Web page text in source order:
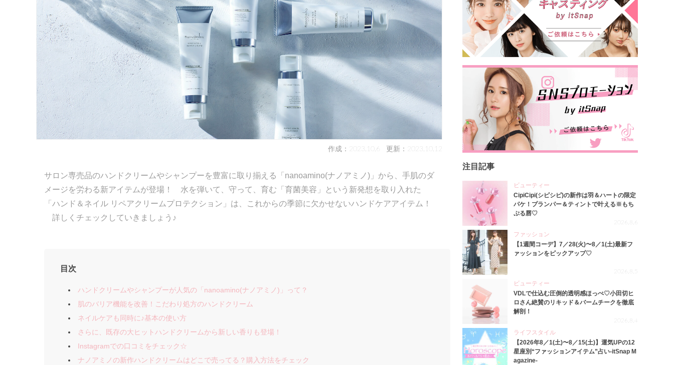
作成：2023.10.6 更新：2023.10.12
サロン専売品のハンドクリームやシャンプーを豊富に取り揃える「nanoamino(ナノアミノ)」から、手肌のダ
メージを労わる新アイテムが登場！ 水を弾いて、守って、育む「育菌美容」という新発想を取り入れた
「ハンド＆ネイル リペアクリームプロテクション」は、これからの季節に欠かせないハンドケアアイテム！
詳しくチェックしていきましょう♪
目次
ハンドクリームやシャンプーが人気の「nanoamino(ナノアミノ)」って？
肌のバリア機能を改善！こだわり処方のハンドクリーム
ネイルケアも同時に♪基本の使い方
さらに、既存の大ヒットハンドクリームから新しい香りも登場！
Instagramでの口コミをチェック☆
ナノアミノの新作ハンドクリームはどこで売ってる？購入方法をチェック
注目記事
ビューティー
CipiCipi(シピシピ)の新作は羽＆ハートの限定
パケ！プランパー＆ティントで叶える※もち
ぷる唇♡
2026.8.6
ファッション
【1週間コーデ】7／28(火)〜8／1(土)最新フ
ァッションをピックアップ♡
2026.8.5
ビューティー
VDLで仕込む圧倒的透明感ほっぺ♡小田切ヒ
ロさん絶賛のリキッド＆バームチークを徹底
解剖！
2026.8.4
ライフスタイル
【2026年8／1(土)〜8／15(土)】運気UPの12
星座別“ファッションアイテム”占い-itSnap M
agazine-